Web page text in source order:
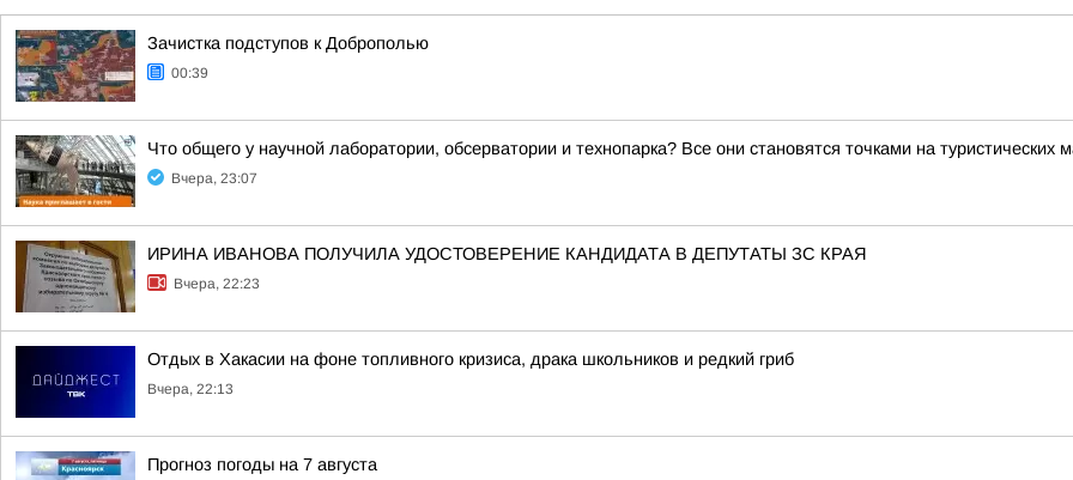
Зачистка подступов к Доброполью
00:39
Что общего у научной лаборатории, обсерватории и технопарка? Все они становятся точками на туристических
Вчера, 23:07
ИРИНА ИВАНОВА ПОЛУЧИЛА УДОСТОВЕРЕНИЕ КАНДИДАТА В ДЕПУТАТЫ ЗС КРАЯ
Вчера, 22:23
Отдых в Хакасии на фоне топливного кризиса, драка школьников и редкий гриб
Вчера, 22:13
Прогноз погоды на 7 августа